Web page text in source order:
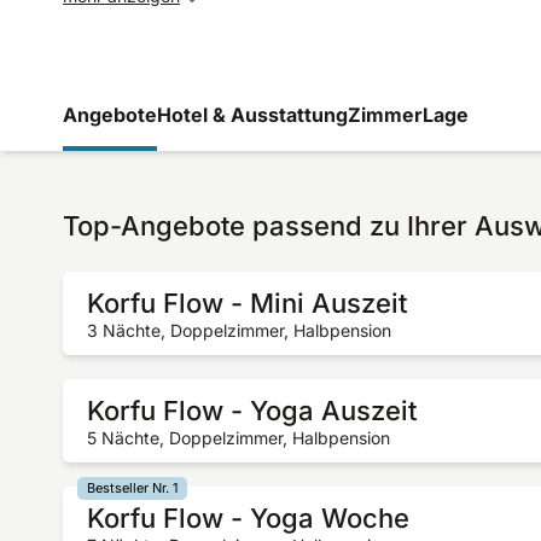
AngeboteHotel & AusstattungZimmerLage
Top-Angebote passend zu Ihrer
Korfu Flow - Mini Auszeit
3 Nächte, Doppelzimmer, Halbpension
Korfu Flow - Yoga Auszeit
5 Nächte, Doppelzimmer, Halbpension
Korfu Flow - Yoga Woche
Bestseller Nr. 1